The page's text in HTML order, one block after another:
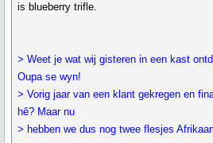
is blueberry trifle.
> Weet je wat wij gisteren in een kast
Oupa se wyn!
> Vorig jaar van een klant gekregen en
hê? Maar nu
> hebben we dus nog twee flesjes